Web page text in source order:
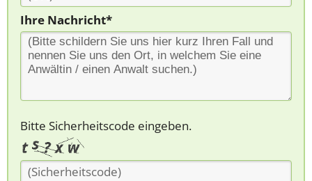
Ihre Nachricht*
Bitte Sicherheitscode eingeben.